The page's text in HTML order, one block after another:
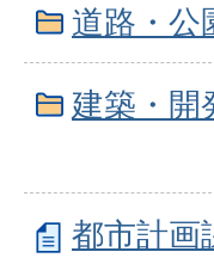
道路・公
建築・開
都市計画